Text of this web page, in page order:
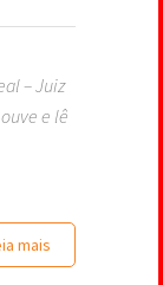
– Juiz
e lê
mais